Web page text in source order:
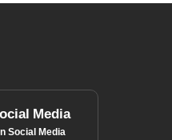
Media
Social Media